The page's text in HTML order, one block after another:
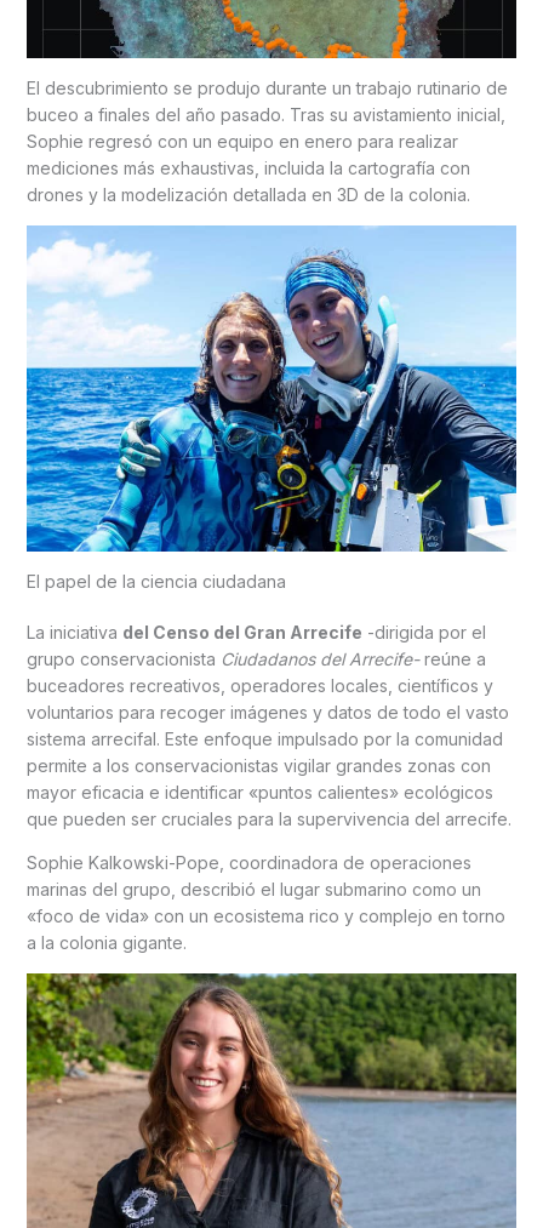
El descubrimiento se produjo durante un trabajo rutinario de
buceo a finales del año pasado. Tras su avistamiento inicial,
Sophie regresó con un equipo en enero para realizar
mediciones más exhaustivas, incluida la cartografía con
drones y la modelización detallada en 3D de la colonia.
El papel de la ciencia ciudadana
La iniciativa del Censo del Gran Arrecife -dirigida por el
grupo conservacionista Ciudadanos del Arrecife-reúne a
buceadores recreativos, operadores locales, científicos y
voluntarios para recoger imágenes y datos de todo el vasto
sistema arrecifal. Este enfoque impulsado por la comunidad
permite a los conservacionistas vigilar grandes zonas con
mayor eficacia e identificar «puntos calientes» ecológicos
que pueden ser cruciales para la supervivencia del arrecife.
Sophie Kalkowski-Pope, coordinadora de operaciones
marinas del grupo, describió el lugar submarino como un
«foco de vida» con un ecosistema rico y complejo en torno
a la colonia gigante.